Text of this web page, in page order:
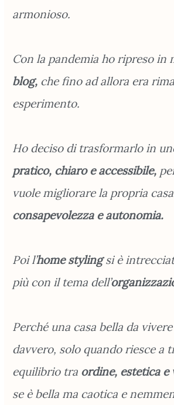
armonioso.
Con la pandemia ho ripreso in
blog, che fino ad allora era
esperimento.
Ho deciso di trasformarlo in
pratico, chiaro e accessibile,
vuole migliorare la propria
consapevolezza e autonomia.
Poi l’home stylingsi è
più con il tema dell’
Perché una casa bella da
davvero, solo quando riesce a
equilibrio tra ordine, estetica
se è bella ma caotica e